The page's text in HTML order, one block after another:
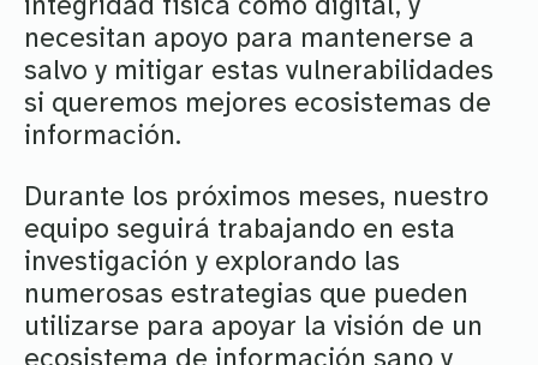
necesitan apoyo para mantenerse a
salvo y mitigar estas vulnerabilidades
si queremos mejores ecosistemas de
información.
Durante los próximos meses, nuestro
equipo seguirá trabajando en esta
investigación y explorando las
numerosas estrategias que pueden
utilizarse para apoyar la visión de un